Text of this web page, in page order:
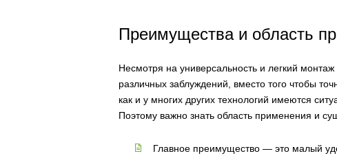
Преимущества и область
Несмотря на универсальность и легкий
различных заблуждений, вместо того чтобы
как и у многих других технологий имеются
Поэтому важно знать область применения и
Главное преимущество — это малый